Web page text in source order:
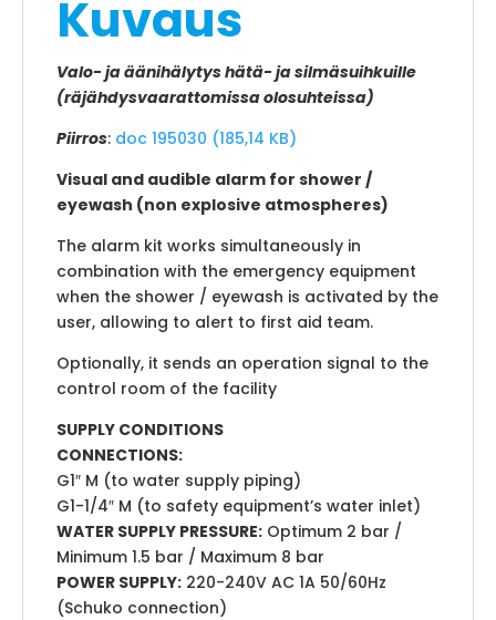
Kuvaus
Valo- ja äänihälytys hätä- ja silmäsuihkuille
(räjähdysvaarattomissa olosuhteissa)
Piirros: doc 195030 (185,14 KB)
Visual and audible alarm for shower /
eyewash (non explosive atmospheres)
The alarm kit works simultaneously in
combination with the emergency equipment
when the shower / eyewash is activated by the
user, allowing to alert to first aid team.
Optionally, it sends an operation signal to the
control room of the facility
SUPPLY CONDITIONS
CONNECTIONS:
G1″ M (to water supply piping)
G1-1/4″ M (to safety equipment’s water inlet)
WATER SUPPLY PRESSURE: Optimum 2 bar /
Minimum 1.5 bar / Maximum 8 bar
POWER SUPPLY: 220-240V AC 1A 50/60Hz
(Schuko connection)